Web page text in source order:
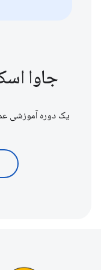
جاوا
یک دوره آموزشی